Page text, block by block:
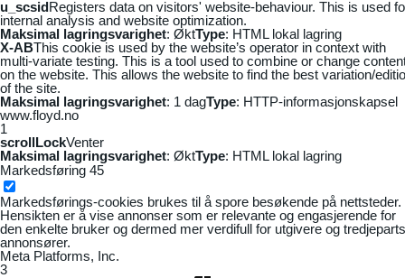
u_scsidRegisters data on visitors' website-behaviour. This is used
internal analysis and website optimization.
Maksimal lagringsvarighet: ØktType: HTML lokal lagring
X-ABThis cookie is used by the website’s operator in context with
multi-variate testing. This is a tool used to combine or change
on the website. This allows the website to find the best variation/
of the site.
Maksimal lagringsvarighet: 1 dagType: HTTP-informasjonskapsel
www.floyd.no
1
scrollLockVenter
Maksimal lagringsvarighet: ØktType: HTML lokal lagring
Markedsføring 45
Markedsførings-cookies brukes til å spore besøkende på nettsteder.
Hensikten er å vise annonser som er relevante og engasjerende for
den enkelte bruker og dermed mer verdifull for utgivere og tredjeparts
annonsører.
Meta Platforms, Inc.
3